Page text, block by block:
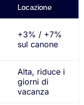
Locazione
+3% / +7%
sul canone
Alta, riduce i
giorni di
vacanza